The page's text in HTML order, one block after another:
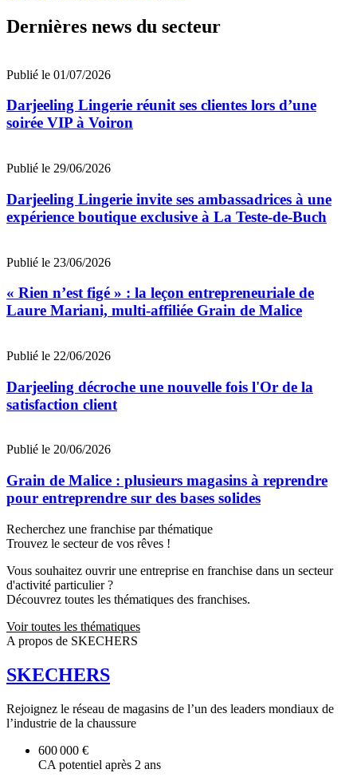
Dernières news du secteur
Publié le 01/07/2026
Darjeeling Lingerie réunit ses clientes lors d’une
soirée VIP à Voiron
Publié le 29/06/2026
Darjeeling Lingerie invite ses ambassadrices à une
expérience boutique exclusive à La Teste-de-Buch
Publié le 23/06/2026
« Rien n’est figé » : la leçon entrepreneuriale de
Laure Mariani, multi-affiliée Grain de Malice
Publié le 22/06/2026
Darjeeling décroche une nouvelle fois l'Or de la
satisfaction client
Publié le 20/06/2026
Grain de Malice : plusieurs magasins à reprendre
pour entreprendre sur des bases solides
Recherchez une franchise par thématique
Trouvez le secteur de vos rêves !
Vous souhaitez ouvrir une entreprise en franchise dans un secteur
d'activité particulier ?
Découvrez toutes les thématiques des franchises.
Voir toutes les thématiques
A propos de SKECHERS
SKECHERS
Rejoignez le réseau de magasins de l’un des leaders mondiaux de
l’industrie de la chaussure
600 000 €
CA potentiel après 2 ans